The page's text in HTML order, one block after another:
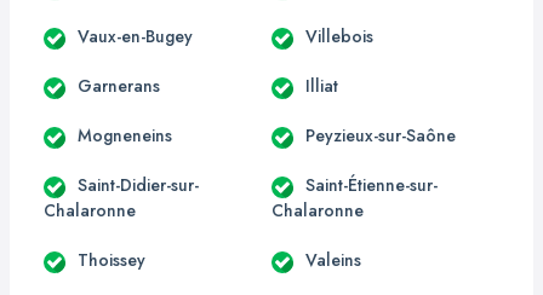
Vaux-en-Bugey Villebois
Garnerans Illiat
Mogneneins Peyzieux-sur-Saône
Saint-Didier-sur-
Chalaronne
Saint-Étienne-sur-
Chalaronne
Thoissey Valeins